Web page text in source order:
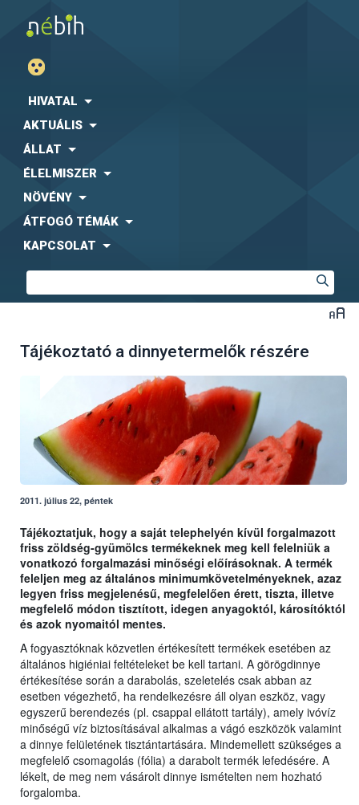
HIVATAL
AKTUÁLIS
ÁLLAT
ÉLELMISZER
NÖVÉNY
ÁTFOGÓ TÉMÁK
KAPCSOLAT
Tájékoztató a dinnyetermelők részére
2011. július 22, péntek
Tájékoztatjuk, hogy a saját telephelyén kívül forgalmazott
friss zöldség-gyümölcs termékeknek meg kell felelniük a
vonatkozó forgalmazási minőségi előírásoknak. A termék
feleljen meg az általános minimumkövetelményeknek, azaz
legyen friss megjelenésű, megfelelően érett, tiszta, illetve
megfelelő módon tisztított, idegen anyagoktól, károsítóktól
és azok nyomaitól mentes.
A fogyasztóknak közvetlen értékesített termékek esetében az
általános higiéniai feltételeket be kell tartani. A görögdinnye
értékesítése során a darabolás, szeletelés csak abban az
esetben végezhető, ha rendelkezésre áll olyan eszköz, vagy
egyszerű berendezés (pl. csappal ellátott tartály), amely ivóvíz
minőségű víz biztosításával alkalmas a vágó eszközök valamint
a dinnye felületének tisztántartására. Mindemellett szükséges a
megfelelő csomagolás (fólia) a darabolt termék lefedésére. A
lékelt, de meg nem vásárolt dinnye ismételten nem hozható
forgalomba.